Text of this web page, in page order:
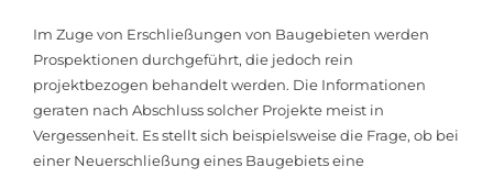
Im Zuge von Erschließungen von Baugebieten werden
Prospektionen durchgeführt, die jedoch rein
projektbezogen behandelt werden. Die Informationen
geraten nach Abschluss solcher Projekte meist in
Vergessenheit. Es stellt sich beispielsweise die Frage, ob bei
einer Neuerschließung eines Baugebiets eine